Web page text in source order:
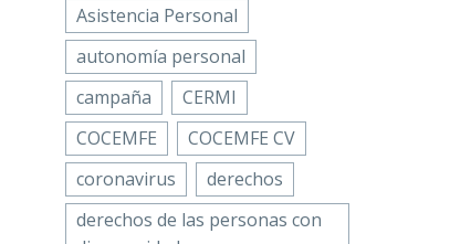
Asistencia Personal
autonomía personal
campaña
CERMI
COCEMFE
COCEMFE CV
coronavirus
derechos
derechos de las personas con